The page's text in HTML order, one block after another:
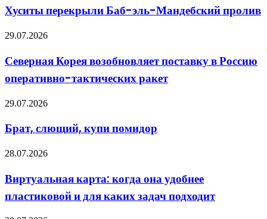
Баб-
эль-
пролив
Хуситы перекрыли Баб-эль-Мандебский пролив
Северная
возобновляет
поставку
в
оперативно-
тактических
29.07.2026
Северная Корея возобновляет поставку в Россию
оперативно-тактических ракет
Брат,
купи
помидор
29.07.2026
Брат, слющий, купи помидор
Виртуальная
когда
она
удобнее
и
28.07.2026
Виртуальная карта: когда она удобнее
пластиковой и для каких задач подходит